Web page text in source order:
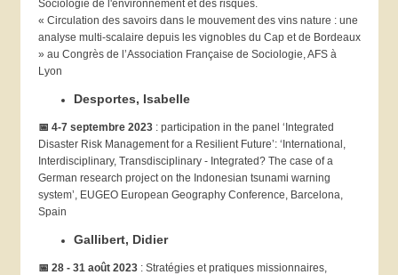
Sociologie de l'environnement et des risques.
« Circulation des savoirs dans le mouvement des vins nature : une
analyse multi-scalaire depuis les vignobles du Cap et de Bordeaux
» au Congrès de l’Association Française de Sociologie, AFS à
Lyon
Desportes, Isabelle
📅 4-7 septembre 2023: participation in the panel ‘Integrated
Disaster Risk Management for a Resilient Future’: ‘International,
Interdisciplinary, Transdisciplinary - Integrated? The case of a
German research project on the Indonesian tsunami warning
system’, EUGEO European Geography Conference, Barcelona,
Spain
Gallibert, Didier
📅 28 - 31 août 2023: Stratégies et pratiques missionnaires,